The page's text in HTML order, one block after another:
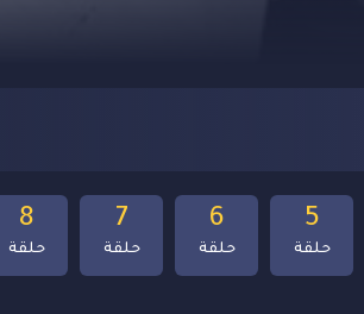
8
حلقة
7
حلقة
6
حلقة
5
حلقة